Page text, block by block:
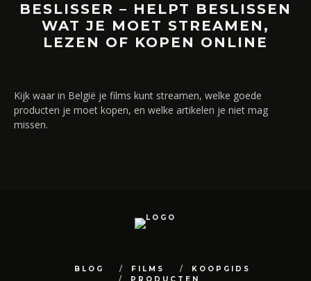
BESLISSER – HELPT BESLISSEN
WAT JE MOET STREAMEN,
LEZEN OF KOPEN ONLINE
Kijk waar in België je films kunt streamen, welke goede
producten je moet kopen, en welke artikelen je niet mag
missen.
BLOG FILMS
KOOPGIDS